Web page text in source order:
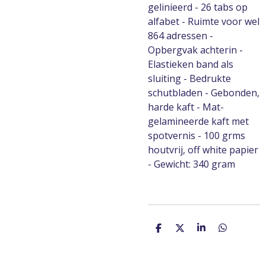
gelinieerd - 26 tabs op
alfabet - Ruimte voor wel
864 adressen -
Opbergvak achterin -
Elastieken band als
sluiting - Bedrukte
schutbladen - Gebonden,
harde kaft - Mat-
gelamineerde kaft met
spotvernis - 100 grms
houtvrij, off white papier
- Gewicht: 340 gram
D
D
S
D